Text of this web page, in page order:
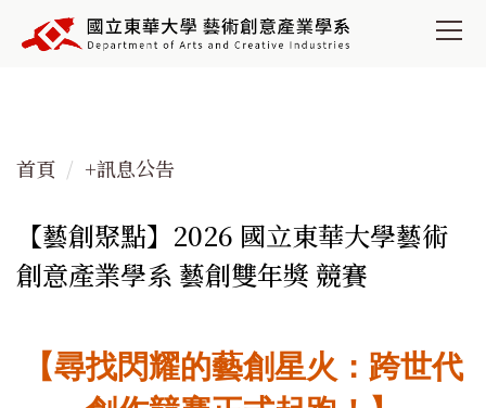
到
容
首頁 +訊息公告
【藝創聚點】2026 國立東華大學藝術
創意產業學系 藝創雙年獎 競賽
【尋找閃耀的藝創星火：跨世代